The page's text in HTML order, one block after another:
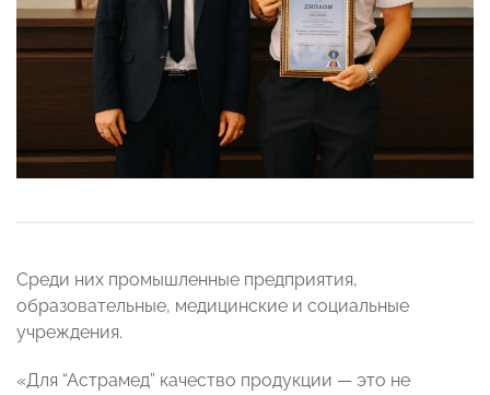
Среди них промышленные предприятия,
образовательные, медицинские и социальные
учреждения.
«Для “Астрамед” качество продукции — это не